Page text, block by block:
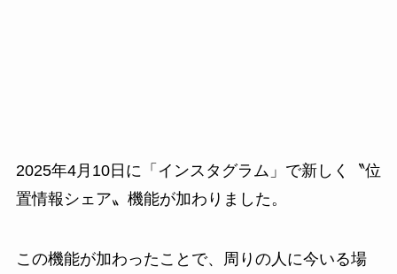
2025年4月10日に「インスタグラム」で新しく〝位
置情報シェア〟機能が加わりました。
この機能が加わったことで、周りの人に今いる場